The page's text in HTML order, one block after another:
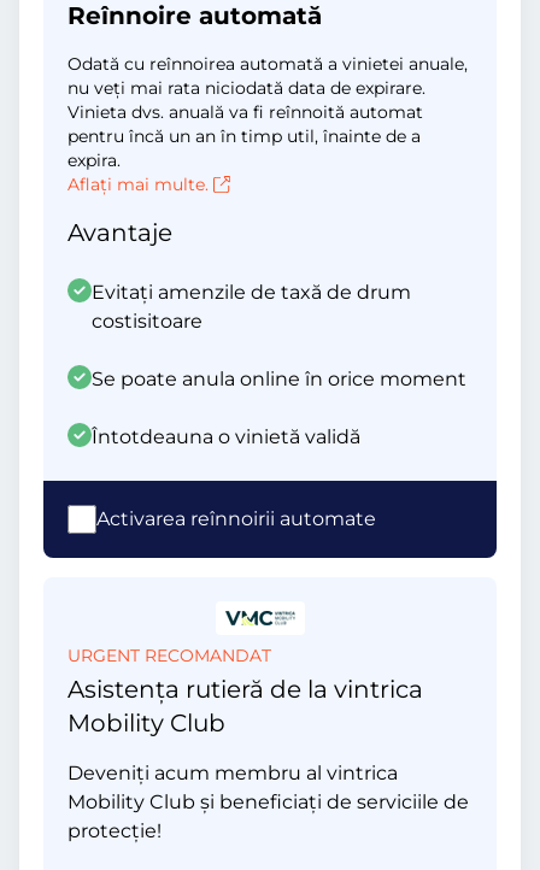
Reînnoire automată
Odată cu reînnoirea automată a vinietei anuale,
nu veți mai rata niciodată data de expirare.
Vinieta dvs. anuală va fi reînnoită automat
pentru încă un an în timp util, înainte de a
expira.
Aflați mai multe.
Avantaje
Evitați amenzile de taxă de drum
costisitoare
Se poate anula online în orice moment
Întotdeauna o vinietă validă
Activarea reînnoirii automate
URGENT RECOMANDAT
Asistența rutieră de la vintrica
Mobility Club
Deveniți acum membru al vintrica
Mobility Club și beneficiați de serviciile de
protecție!